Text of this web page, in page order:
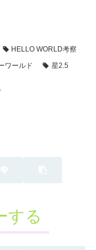
HELLO WORLD考察
ワールド 星2.5
する